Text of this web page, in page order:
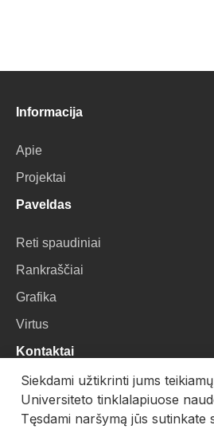
Informacija
Apie
Projektai
Paveldas
Reti spaudiniai
Rankraščiai
Grafika
Virtus
Kontaktai
VU Biblioteka
Universiteto g. 3, LT-01122, Vilnius
Siekdami užtikrinti jums
Universiteto tinklalapiuose
Tęsdami naršymą jūs sutinkate